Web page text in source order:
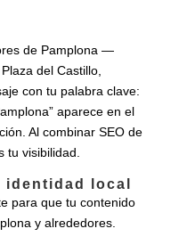
de Pamplona —
del Castillo,
con tu palabra clave:
aparece en el
Al combinar SEO de
tu visibilidad.
identidad local
para que tu contenido
y alrededores.